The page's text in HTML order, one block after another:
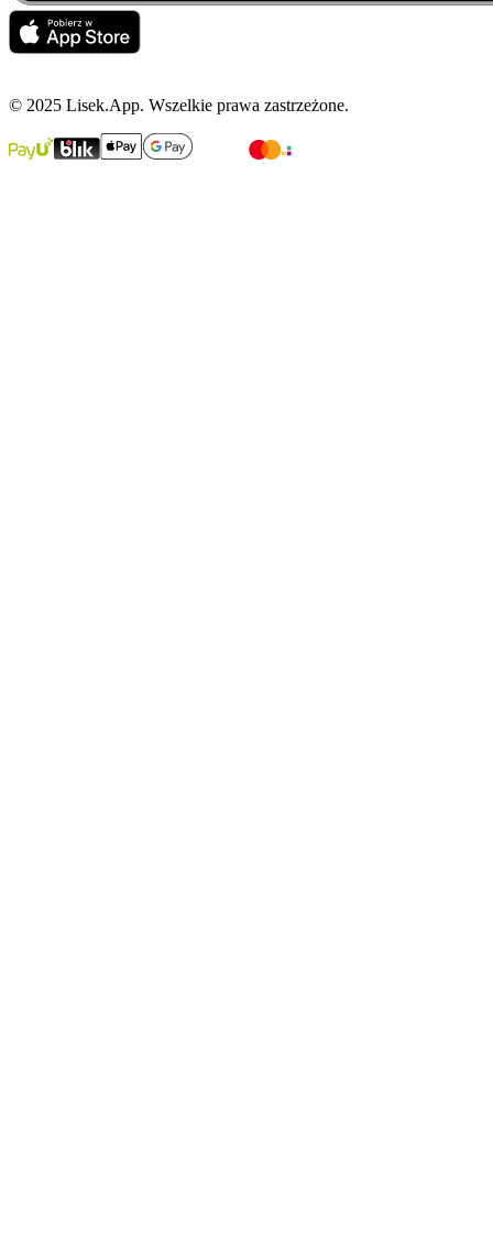
© 2025 Lisek.App. Wszelkie prawa zastrzeżone.